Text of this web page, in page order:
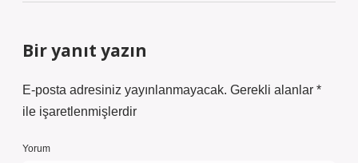
Bir yanıt yazın
E-posta adresiniz yayınlanmayacak. Gerekli alanlar *
ile işaretlenmişlerdir
Yorum